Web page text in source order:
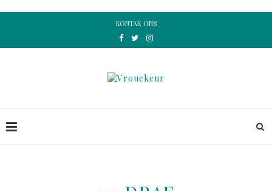
KONTAK ONS